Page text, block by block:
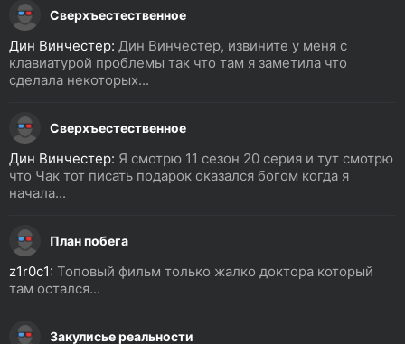
Сверхъестественное
Дин Винчестер: Дин Винчестер, извините у меня с
клавиатурой проблемы так что там я заметила что
сделала некоторых...
Сверхъестественное
Дин Винчестер: Я смотрю 11 сезон 20 серия и тут смотрю
что Чак тот писать подарок оказался богом когда я
начала...
План побега
z1r0c1: Топовый фильм только жалко доктора который
там остался...
Закулисье реальности